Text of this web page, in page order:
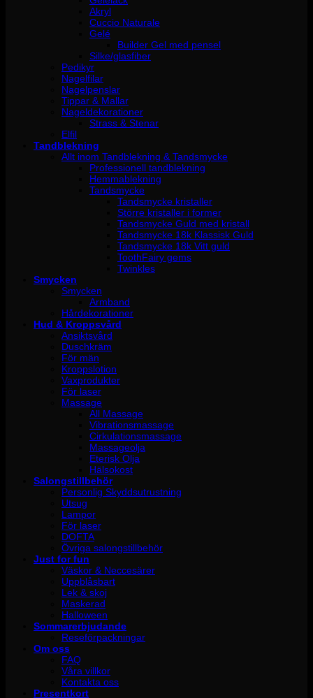
Akryl
Cuccio Naturale
Gelé
Builder Gel med pensel
Silke/glasfiber
Pedikyr
Nagelfilar
Nagelpenslar
Tippar & Mallar
Nageldekorationer
Strass & Stenar
Elfil
Tandblekning
Allt inom Tandblekning & Tandsmycke
Professionell tandblekning
Hemmablekning
Tandsmycke
Tandsmycke kristaller
Större kristaller i former
Tandsmycke Guld med kristall
Tandsmycke 18k Klassisk Guld
Tandsmycke 18k Vitt guld
ToothFairy gems
Twinkles
Smycken
Smycken
Armband
Hårdekorationer
Hud & Kroppsvård
Ansiktsvård
Duschkräm
För män
Kroppslotion
Vaxprodukter
För laser
Massage
All Massage
Vibrationsmassage
Cirkulationsmassage
Massageolja
Eterisk Olja
Hälsokost
Salongstillbehör
Personlig Skyddsutrustning
Utsug
Lampor
För laser
DOFTA
Övriga salongstillbehör
Just for fun
Väskor & Neccesärer
Uppblåsbart
Lek & skoj
Maskerad
Halloween
Sommarerbjudande
Reseförpackningar
Om oss
FAQ
Våra villkor
Kontakta oss
Presentkort